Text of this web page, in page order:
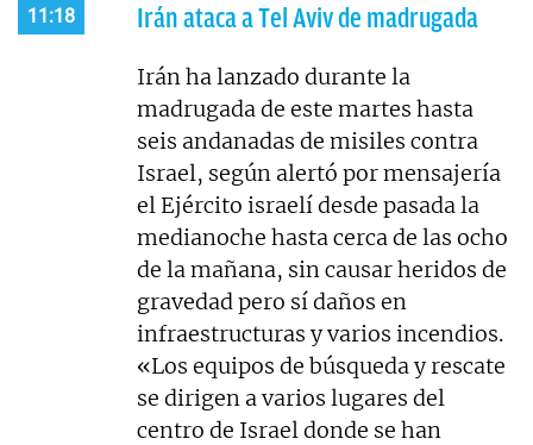
11:18 Irán ataca a Tel Aviv de madrugada
Irán ha lanzado durante la
madrugada de este martes hasta
seis andanadas de misiles contra
Israel, según alertó por mensajería
el Ejército israelí desde pasada la
medianoche hasta cerca de las ocho
de la mañana, sin causar heridos de
gravedad pero sí daños en
infraestructuras y varios incendios.
«Los equipos de búsqueda y rescate
se dirigen a varios lugares del
centro de Israel donde se han